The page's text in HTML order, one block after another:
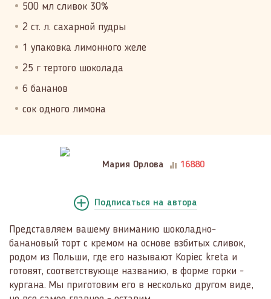
500 мл сливок 30%
2 ст. л. сахарной пудры
1 упаковка лимонного желе
25 г тертого шоколада
6 бананов
сок одного лимона
Мария Орлова 16880
Подписаться на автора
Представляем вашему вниманию шоколадно-
банановый торт с кремом на основе взбитых сливок,
родом из Польши, где его называют Kopiec kreta и
готовят, соответствующе названию, в форме горки -
кургана. Мы приготовим его в несколько другом виде,